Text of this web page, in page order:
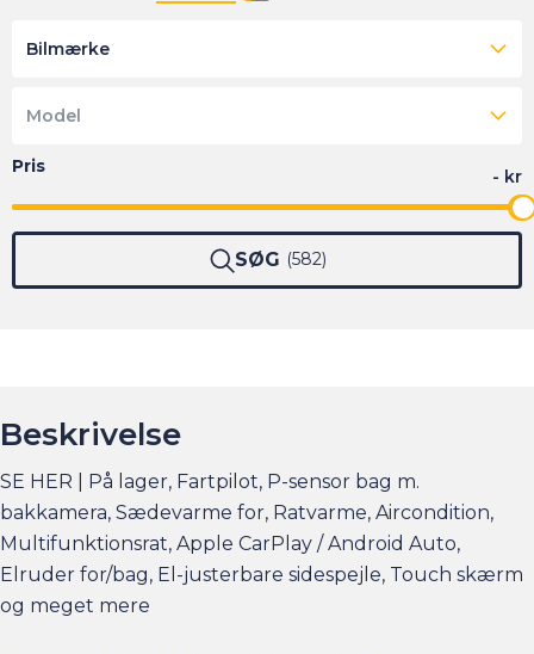
Bilmærke
Model
SØG 582
Beskrivelse
SE HER | På lager, Fartpilot, P-sensor bag m.
bakkamera, Sædevarme for, Ratvarme, Aircondition,
Multifunktionsrat, Apple CarPlay / Android Auto,
Elruder for/bag, El-justerbare sidespejle, Touch skærm
og meget mere